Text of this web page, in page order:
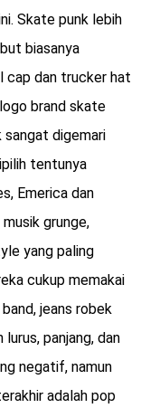
Skate punk lebih
biasanya
cap dan trucker hat
brand skate
sangat digemari
tentunya
Emerica dan
grunge,
yang paling
cukup memakai
jeans robek
panjang, dan
negatif, namun
adalah pop